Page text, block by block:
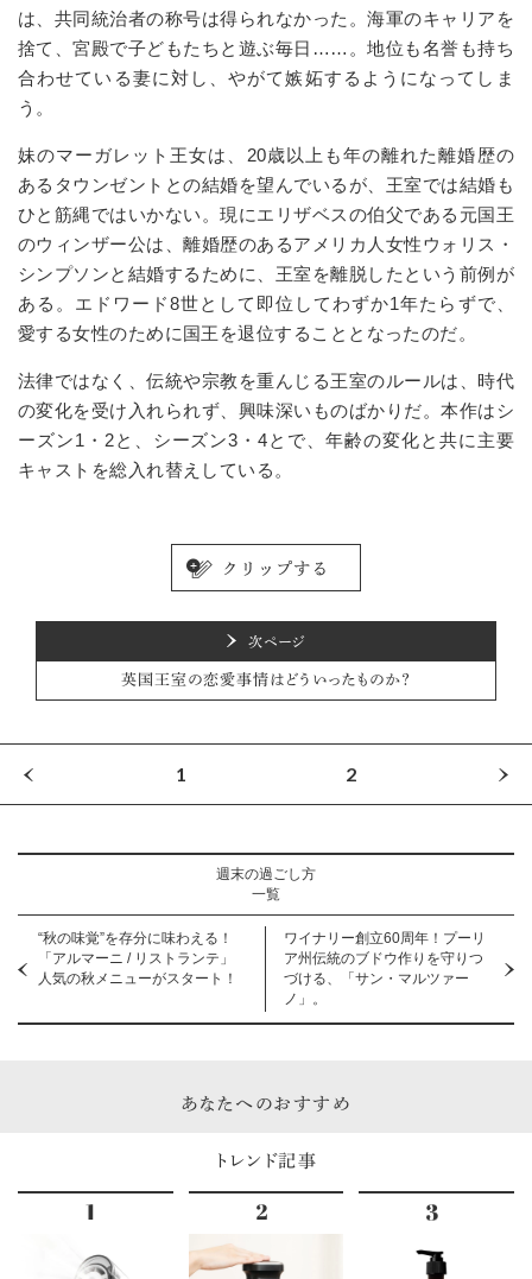
は、共同統治者の称号は得られなかった。海軍のキャリアを
捨て、宮殿で子どもたちと遊ぶ毎日……。地位も名誉も持ち
合わせている妻に対し、やがて嫉妬するようになってしま
う。
妹のマーガレット王女は、20歳以上も年の離れた離婚歴の
あるタウンゼントとの結婚を望んでいるが、王室では結婚も
ひと筋縄ではいかない。現にエリザベスの伯父である元国王
のウィンザー公は、離婚歴のあるアメリカ人女性ウォリス・
シンプソンと結婚するために、王室を離脱したという前例が
ある。エドワード8世として即位してわずか1年たらずで、
愛する女性のために国王を退位することとなったのだ。
法律ではなく、伝統や宗教を重んじる王室のルールは、時代
の変化を受け入れられず、興味深いものばかりだ。本作はシ
ーズン1・2と、シーズン3・4とで、年齢の変化と共に主要
キャストを総入れ替えしている。
次ページ
英国王室の恋愛事情はどういったものか？
1 2
週末の過ごし方
一覧
“秋の味覚”を存分に味わえる！
「アルマーニ / リストランテ」
人気の秋メニューがスタート！
ワイナリー創立60周年！プーリ
ア州伝統のブドウ作りを守りつ
づける、「サン・マルツァー
ノ」。
あなたへのおすすめ
トレンド記事